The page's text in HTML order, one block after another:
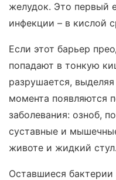
желудок. Это первый
инфекции – в кислой
Если этот барьер
попадают в тонкую
разрушается,
момента появляются
заболевания: озноб,
суставные и
животе и жидкий стул.
Оставшиеся бактерии